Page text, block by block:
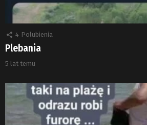
4 Polubienia
Plebania
5 lat temu